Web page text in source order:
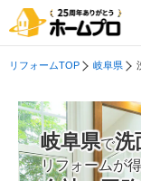
リフォームTOP 岐阜県
岐阜県で洗
リフォームが